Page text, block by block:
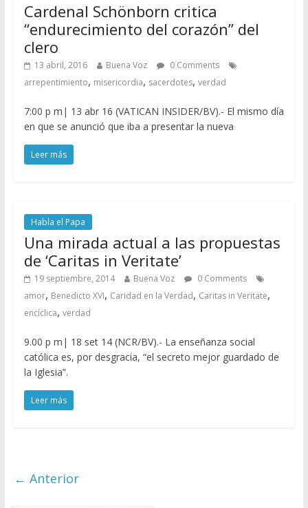
Cardenal Schönborn critica
“endurecimiento del corazón” del
clero
13 abril, 2016 Buena Voz
0 Comments
arrepentimiento, misericordia, sacerdotes, verdad
7:00 p m| 13 abr 16 (VATICAN INSIDER/BV).- El mismo día
en que se anunció que iba a presentar la nueva
Leer más
Habla el Papa
Una mirada actual a las propuestas
de ‘Caritas in Veritate’
19 septiembre, 2014 Buena Voz
0 Comments
amor, Benedicto XVI, Caridad en la Verdad, Caritas in Veritate,
encíclica, verdad
9.00 p m| 18 set 14 (NCR/BV).- La enseñanza social
católica es, por desgracia, “el secreto mejor guardado de
la Iglesia”.
Leer más
← Anterior